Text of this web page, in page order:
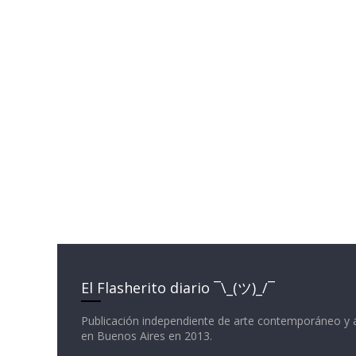
El Flasherito diario ¯\_(ツ)_/¯
Publicación independiente de arte contemporáneo y
en Buenos Aires en 2013.